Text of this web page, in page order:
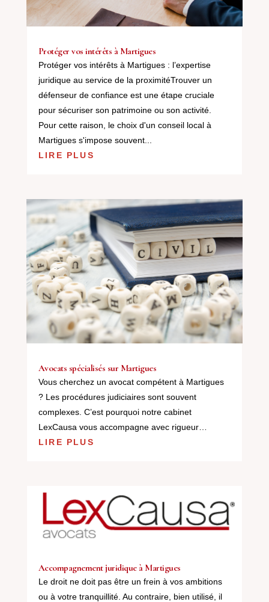
Protéger vos intérêts à Martigues
Protéger vos intérêts à Martigues : l’expertise
juridique au service de la proximitéTrouver un
défenseur de confiance est une étape cruciale
pour sécuriser son patrimoine ou son activité.
Pour cette raison, le choix d'un conseil local à
Martigues s'impose souvent...
LIRE PLUS
Avocats spécialisés sur Martigues
Vous cherchez un avocat compétent à Martigues
? Les procédures judiciaires sont souvent
complexes. C’est pourquoi notre cabinet
LexCausa vous accompagne avec rigueur…
LIRE PLUS
Accompagnement juridique à Martigues
Le droit ne doit pas être un frein à vos ambitions
ou à votre tranquillité. Au contraire, bien utilisé, il